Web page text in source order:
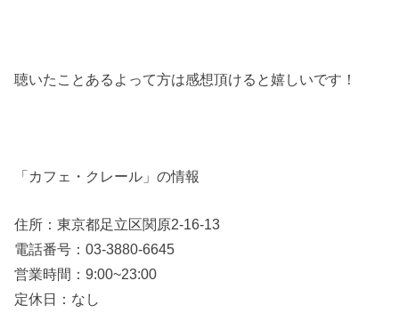
聴いたことあるよって方は感想頂けると嬉しいです！
「カフェ・クレール」の情報
住所：東京都足立区関原2-16-13
電話番号：03-3880-6645
営業時間：9:00~23:00
定休日：なし